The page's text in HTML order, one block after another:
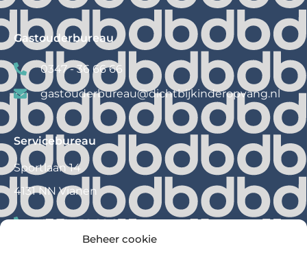
Beheer cookie
Gastouderbureau
0347 - 36 66 66
gastouderbureau@dichtbijkinderopvang.nl
Servicebureau
Sportlaan 14
4131 NN Vianen
0347 – 36 66 60
dichtbijkinderopvang.nl